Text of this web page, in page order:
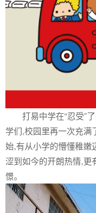
打易中学在“忍受”
学们,校园里再一次充满
始,有从小学的懵懂稚嫩
涩到如今的开朗热情,更
憬。